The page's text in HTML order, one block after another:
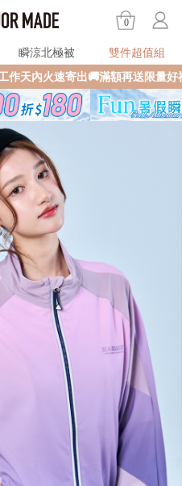
0
瞬涼北極被
雙件超值組
🚚滿額再送限量好禮✨